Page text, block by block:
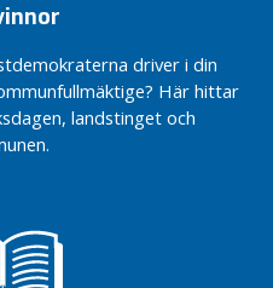
driver i din
Här hittar
landstinget och